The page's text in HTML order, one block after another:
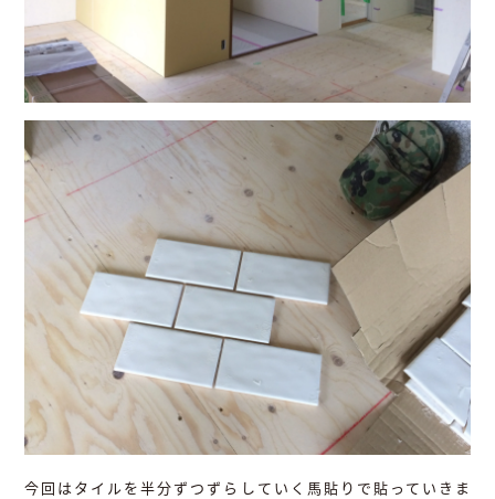
今回はタイルを半分ずつずらしていく馬貼りで貼っていきま